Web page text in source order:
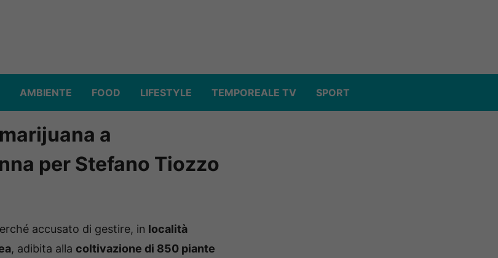
AMBIENTE FOOD LIFESTYLE TEMPOREALE TV SPORT
a
per Stefano Tiozzo
accusato di gestire, in località
, adibita alla coltivazione di 850 piante